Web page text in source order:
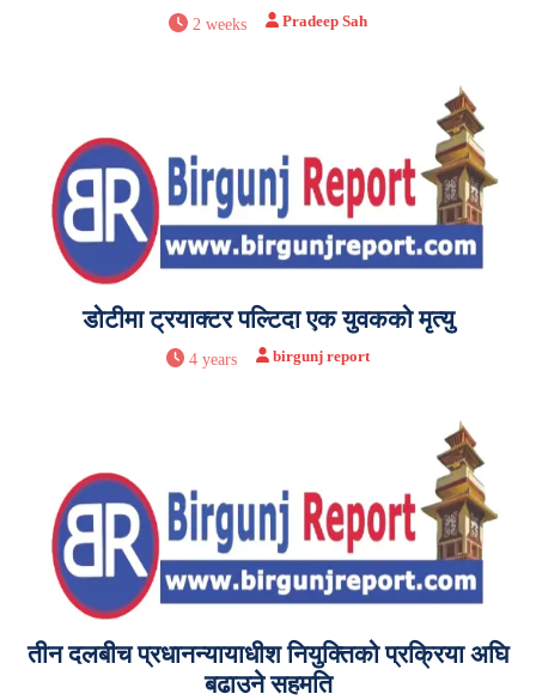
2 weeks Pradeep Sah
डोटीमा ट्रयाक्टर पल्टिदा एक युवकको मृत्यु
4 years birgunj report
तीन दलबीच प्रधानन्यायाधीश नियुक्तिको प्रक्रिया अघि
बढाउने सहमति